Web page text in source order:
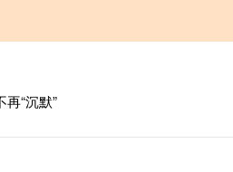
“沉默”